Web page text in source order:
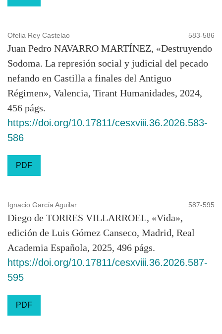
Ofelia Rey Castelao 583-586
Juan Pedro NAVARRO MARTÍNEZ, «Destruyendo
Sodoma. La represión social y judicial del pecado
nefando en Castilla a finales del Antiguo
Régimen», Valencia, Tirant Humanidades, 2024,
456 págs.
https://doi.org/10.17811/cesxviii.36.2026.583-
586
PDF
Ignacio García Aguilar 587-595
Diego de TORRES VILLARROEL, «Vida»,
edición de Luis Gómez Canseco, Madrid, Real
Academia Española, 2025, 496 págs.
https://doi.org/10.17811/cesxviii.36.2026.587-
595
PDF